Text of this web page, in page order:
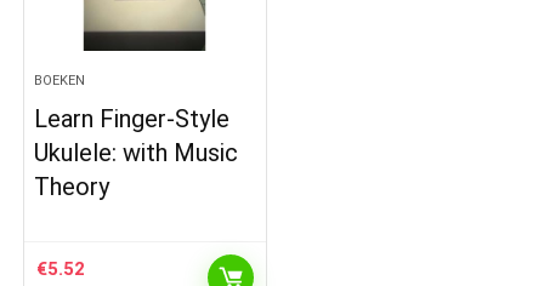
BOEKEN
Learn Finger-Style
Ukulele: with Music
Theory
€5.52